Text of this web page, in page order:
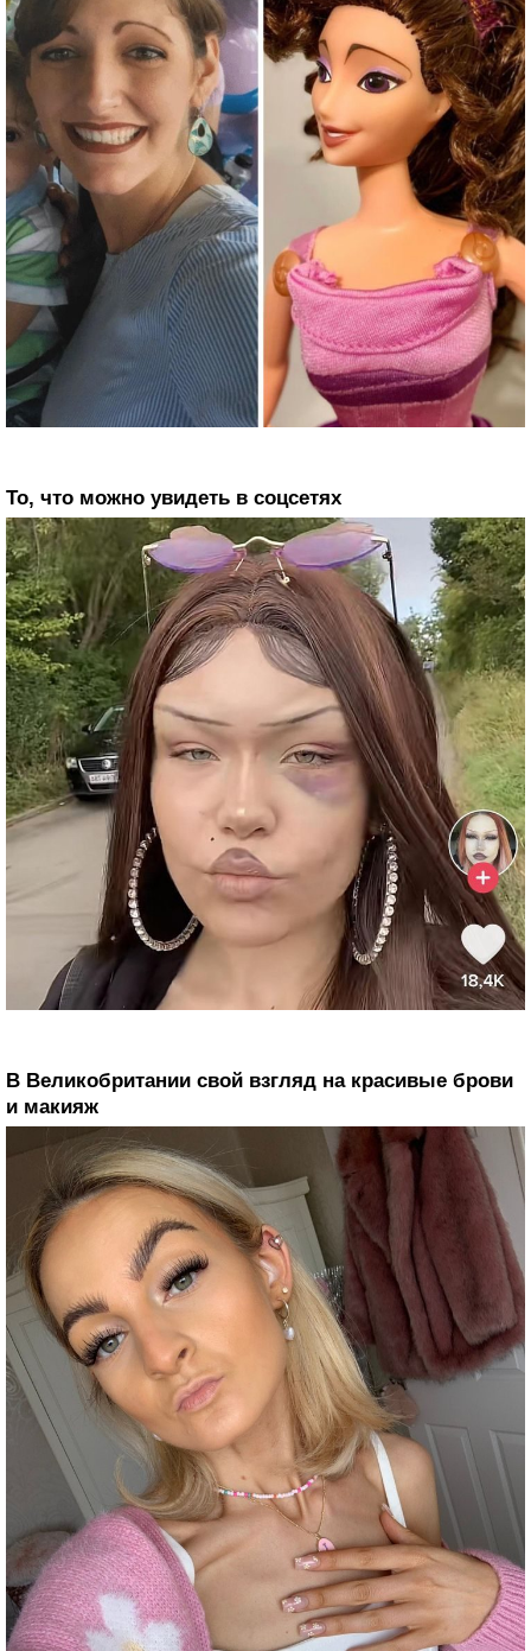
То, что можно увидеть в соцсетях
В Великобритании свой взгляд на красивые брови
и макияж